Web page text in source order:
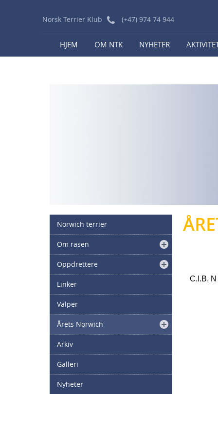
Norsk Terrier Klub (+47) 974 74 944
HJEM OM NTK NYHETER
Norwich terrier
Om rasen
Oppdrettere
Linker
Valper
Årets Norwich
Arkiv
Galleri
Nyheter
C.I.B.